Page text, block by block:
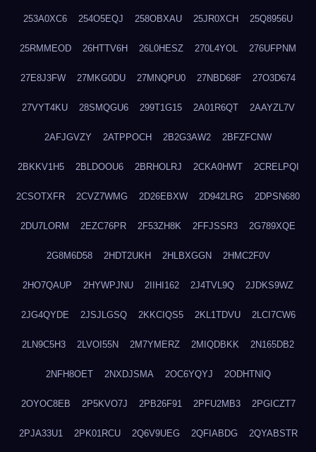
253A0XC6 254O5EQJ 258OBXAU 25JR0XCH 25Q8956U
25RMMEOD 26HTTV6H 26L0HESZ 270L4YOL 276UFPNM
27E8J3FW 27MKG0DU 27MNQPU0 27NBD68F 27O3D674
27VYT4KU 28SMQGU6 299T1G15 2A01R6QT 2AAYZL7V
2AFJGVZY 2ATPPOCH 2B2G3AW2 2BFZFCNW
2BKKV1H5 2BLDOOU6 2BRHOLRJ 2CKA0HWT 2CRELPQI
2CSOTXFR 2CVZ7WMG 2D26EBXW 2D942LRG 2DPSN680
2DU7LORM 2EZC76PR 2F53ZH8K 2FFJSSR3 2G789XQE
2G8M6D58 2HDT2UKH 2HLBXGGN 2HMC2F0V
2HO7QAUP 2HYWPJNU 2IIHI162 2J4TVL9Q 2JDKS9WZ
2JG4QYDE 2JSJLGSQ 2KKCIQS5 2KL1TDVU 2LCI7CW6
2LN9C5H3 2LVOI55N 2M7YMERZ 2MIQDBKK 2N165DB2
2NFH8OET 2NXDJSMA 2OC6YQYJ 2ODHTNIQ
2OYOC8EB 2P5KVO7J 2PB26F91 2PFU2MB3 2PGICZT7
2PJA33U1 2PK01RCU 2Q6V9UEG 2QFIABDG 2QYABSTR